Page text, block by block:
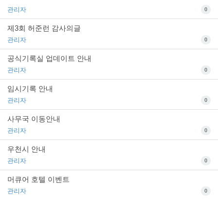
관리자 0
제3회 허준런 감사의글
관리자 0
공식기록실 업데이트 안내
관리자 0
임시기록 안내
관리자 0
사무국 이동안내
관리자 0
우천시 안내
관리자 0
머큐어 호텔 이벤트
관리자 0